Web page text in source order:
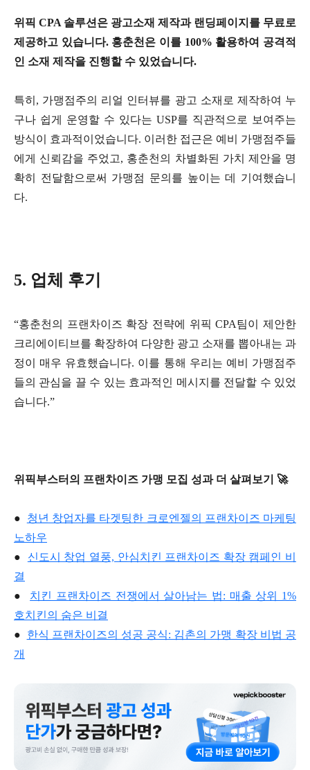
위픽 CPA 솔루션은 광고소재 제작과 랜딩페이지를 무료로
제공하고 있습니다. 홍춘천은 이를 100% 활용하여 공격적
인 소재 제작을 진행할 수 있었습니다.
특히, 가맹점주의 리얼 인터뷰를 광고 소재로 제작하여 누
구나 쉽게 운영할 수 있다는 USP를 직관적으로 보여주는
방식이 효과적이었습니다. 이러한 접근은 예비 가맹점주들
에게 신뢰감을 주었고, 홍춘천의 차별화된 가치 제안을 명
확히 전달함으로써 가맹점 문의를 높이는 데 기여했습니
다.
5. 업체 후기
“홍춘천의 프랜차이즈 확장 전략에 위픽 CPA팀이 제안한
크리에이티브를 확장하여 다양한 광고 소재를 뽑아내는 과
정이 매우 유효했습니다. 이를 통해 우리는 예비 가맹점주
들의 관심을 끌 수 있는 효과적인 메시지를 전달할 수 있었
습니다.”
위픽부스터의 프랜차이즈 가맹 모집 성과 더 살펴보기 🚀
● 청년 창업자를 타겟팅한 크로엔젤의 프랜차이즈 마케팅
노하우
● 신도시 창업 열풍, 안심치킨 프랜차이즈 확장 캠페인 비
결
● 치킨 프랜차이즈 전쟁에서 살아남는 법: 매출 상위 1%
호치킨의 숨은 비결
● 한식 프랜차이즈의 성공 공식: 김촌의 가맹 확장 비법 공
개